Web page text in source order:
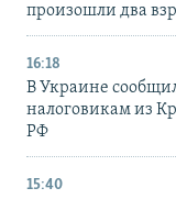
произошли два
16:18
В Украине
налоговикам из
РФ
15:40